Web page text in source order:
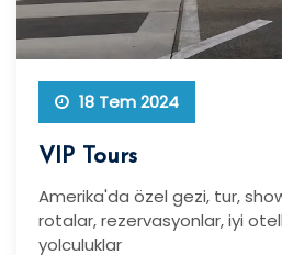
18 Tem 2024
VIP Tours
Amerika'da özel gezi, tur,
rotalar, rezervasyonlar, iyi
yolculuklar